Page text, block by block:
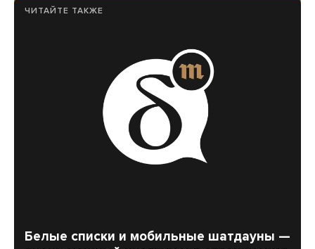
ЧИТАЙТЕ ТАКЖЕ
Белые списки и мобильные шатдауны —